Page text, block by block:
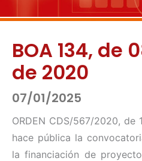
BOA 134, de
de 2020
07/01/2025
ORDEN CDS/567/2020,
hace pública la
la financiación de